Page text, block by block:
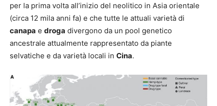
per la prima volta all’inizio del neolitico in Asia orientale
(circa 12 mila anni fa) e che tutte le attuali varietà di
canapa e droga divergono da un pool genetico
ancestrale attualmente rappresentato da piante
selvatiche e da varietà locali in Cina.